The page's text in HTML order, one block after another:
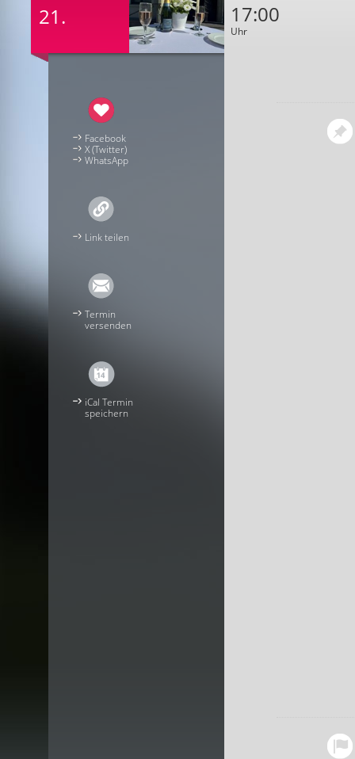
21. 17:00
Uhr
Facebook
X (Twitter)
WhatsApp
Link teilen
Termin
versenden
iCal Termin
speichern